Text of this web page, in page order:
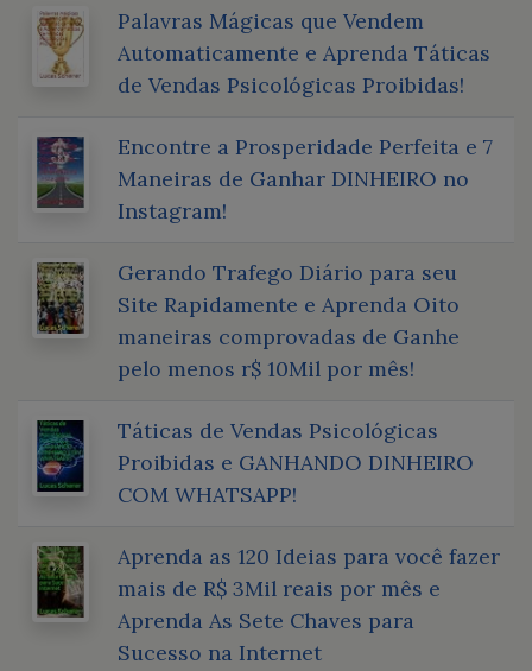
Palavras Mágicas que Vendem
Automaticamente e Aprenda Táticas
de Vendas Psicológicas Proibidas!
Encontre a Prosperidade Perfeita e 7
Maneiras de Ganhar DINHEIRO no
Instagram!
Gerando Trafego Diário para seu
Site Rapidamente e Aprenda Oito
maneiras comprovadas de Ganhe
pelo menos r$ 10Mil por mês!
Táticas de Vendas Psicológicas
Proibidas e GANHANDO DINHEIRO
COM WHATSAPP!
Aprenda as 120 Ideias para você fazer
mais de R$ 3Mil reais por mês e
Aprenda As Sete Chaves para
Sucesso na Internet